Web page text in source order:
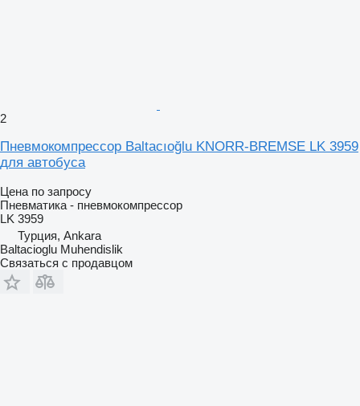
2
Пневмокомпрессор Baltacıoğlu KNORR-BREMSE LK 3959
для автобуса
Цена по запросу
Пневматика - пневмокомпрессор
LK 3959
Турция, Ankara
Baltacioglu Muhendislik
Связаться с продавцом